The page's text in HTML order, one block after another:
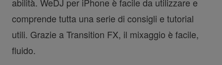
abilità. WeDJ per iPhone è facile da utilizzare e
comprende tutta una serie di consigli e tutorial
utili. Grazie a Transition FX, il mixaggio è facile,
fluido.